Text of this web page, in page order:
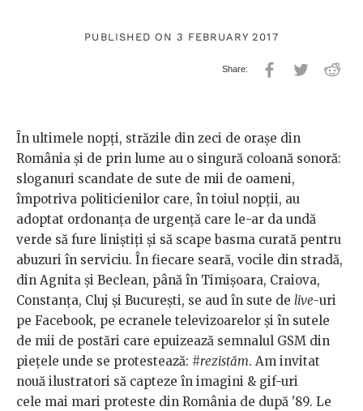
PUBLISHED ON 3 FEBRUARY 2017
În ultimele nopți, străzile din zeci de orașe din
România și de prin lume au o singură coloană sonoră:
sloganuri scandate de sute de mii de oameni,
împotriva politicienilor care, în toiul nopții, au
adoptat ordonanța de urgență care le-ar da undă
verde să fure liniștiți și să scape basma curată pentru
abuzuri în serviciu. În fiecare seară, vocile din stradă,
din Agnita și Beclean, până în Timișoara, Craiova,
Constanța, Cluj și București, se aud în sute de live-uri
pe Facebook, pe ecranele televizoarelor și în sutele
de mii de postări care epuizează semnalul GSM din
piețele unde se protestează: #rezistăm. Am invitat
nouă ilustratori să capteze în imagini & gif-uri
cele mai mari proteste din România de după '89. Le